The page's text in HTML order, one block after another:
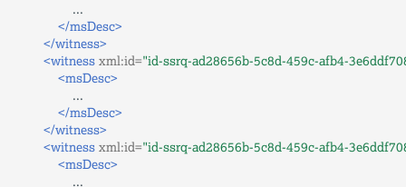
</msDesc>
</witness>
<witness xml:id="id-ssrq-ad28656b-5c8d-459c-afb4-
<msDesc>
</msDesc>
</witness>
<witness xml:id="id-ssrq-ad28656b-5c8d-459c-afb4-
<msDesc>